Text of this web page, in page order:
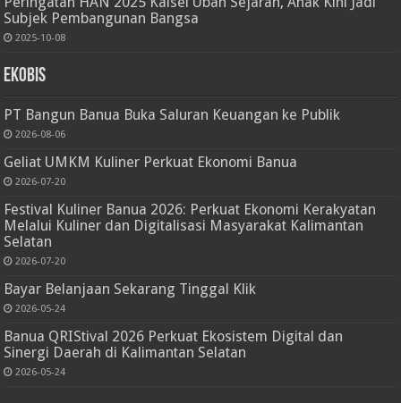
Subjek Pembangunan Bangsa
2025-10-08
Ekobis
PT Bangun Banua Buka Saluran Keuangan ke Publik
2026-08-06
Geliat UMKM Kuliner Perkuat Ekonomi Banua
2026-07-20
Festival Kuliner Banua 2026: Perkuat Ekonomi Kerakyatan
Melalui Kuliner dan Digitalisasi Masyarakat Kalimantan
Selatan
2026-07-20
Bayar Belanjaan Sekarang Tinggal Klik
2026-05-24
Banua QRIStival 2026 Perkuat Ekosistem Digital dan
Sinergi Daerah di Kalimantan Selatan
2026-05-24